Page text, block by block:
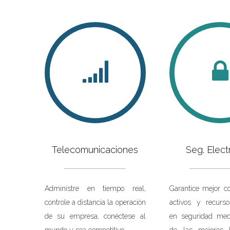
Telecomunicaciones
Administre en tiempo real,
controle a distancia la operación
de su empresa, conéctese al
Seg.
Garantice mejor
activos y
en seguridad